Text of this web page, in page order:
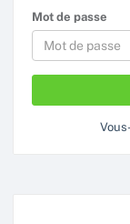
Mot de passe